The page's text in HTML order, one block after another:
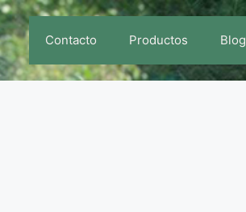
Contacto Productos Blog